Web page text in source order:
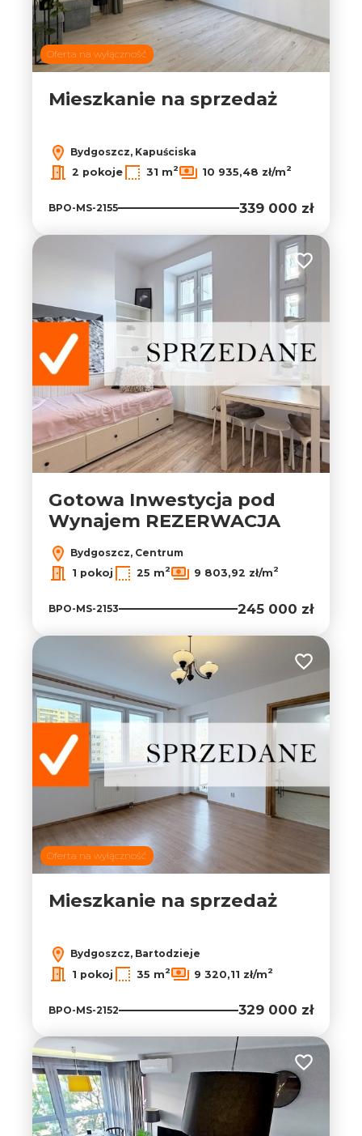
Oferta na wyłączność
Mieszkanie na sprzedaż
Bydgoszcz, Kapuściska
2 pokoje
31 m2 10 935,48 zł/m2
BPO-MS-2155 339 000 zł
Dodaj do
Gotowa Inwestycja pod
Wynajem REZERWACJA
Bydgoszcz, Centrum
1 pokoj
25 m2 9 803,92 zł/m2
BPO-MS-2153 245 000 zł
Oferta na wyłączność
Dodaj do
Mieszkanie na sprzedaż
Bydgoszcz, Bartodzieje
1 pokoj
35 m2 9 320,11 zł/m2
BPO-MS-2152 329 000 zł
Dodaj do